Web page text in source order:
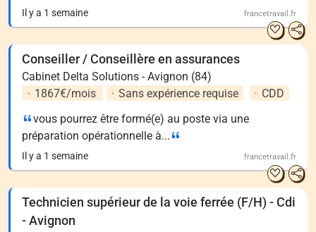
Il y a 1 semaine francetravail.fr
Conseiller / Conseillère en assurances
Cabinet Delta Solutions - Avignon (84)
1867€/mois
Sans expérience requise
CDD
vous pourrez être formé(e) au poste via une
préparation opérationnelle à...
Il y a 1 semaine francetravail.fr
Technicien supérieur de la voie ferrée (F/H) - Cdi
- Avignon